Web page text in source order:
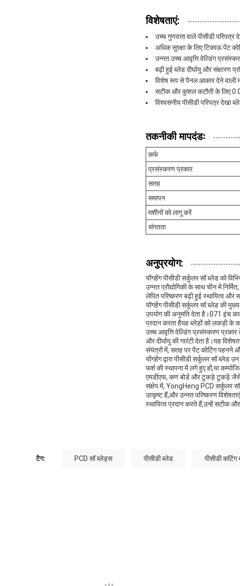
विशेषताएं:
उच्च गुणवत्ता वाले पीसीडी
अधिक सुरक्षा के लिए टिकाऊ पेंट
उन्नत उच्च आवृत्ति वेल्डिंग
बढ़ी हुई ब्लेड दीर्घायु और संक्षारण
विशेष रूप से पैनल आकार देने वाली
सटीक और कुशल कटौती के लिए
विश्वसनीय पीसीडी परिपत्र देखा
तकनीकी मापदंडः
कर्फ
प्रसंस्करण प्रकार
सतह
समापन
मशीनों को लागू करें
संगतता
अनुप्रयोग:
योंगहेंग पीसीडी सर्कुलर सॉ ब्लेड को
उन्नत प्रौद्योगिकी के साथ चीन में
लेपित परिष्करण बढ़ी हुई स्थायित्व और
योंगहेंग पीसीडी सर्कुलर सॉ ब्लेड की
उपयोग की अनुमति देता है।071 इंच
प्रदान करता हैयह ब्लेडों को लकड़ी के
उच्च आवृत्ति वेल्डिंग प्रसंस्करण प्रकार
और दीर्घायु की गारंटी देता है।यह
संयंत्रों में, सतह पर पेंट कोटिंग पहनने
योंगहेंग द्वारा पीसीडी सर्कुलर सॉ
फर्श की स्थापना में लगे हुए हों,या
एमडीएफ, कण बोर्ड और टुकड़े टुकड़े जैसे
संक्षेप में, YongHeng PCD सर्कुलर
उत्कृष्ट हैं,और उन्नत परिष्करण
स्थायित्व प्रदान करते हैं,उन्हें सटीक
टैग: PCD सॉ ब्लेड्स पीसीडी ब्लेड पीसीडी कटिंग